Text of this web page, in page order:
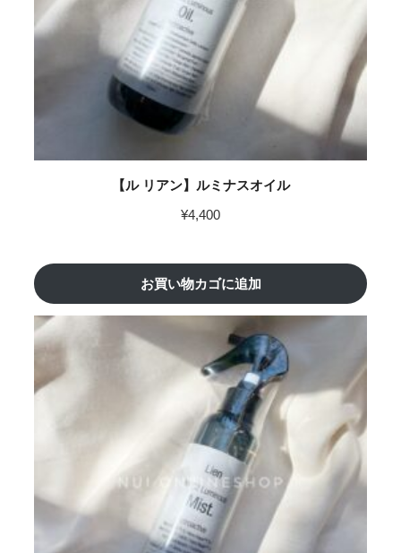
【ル リアン】ルミナスオイル
¥4,400
お買い物カゴに追加